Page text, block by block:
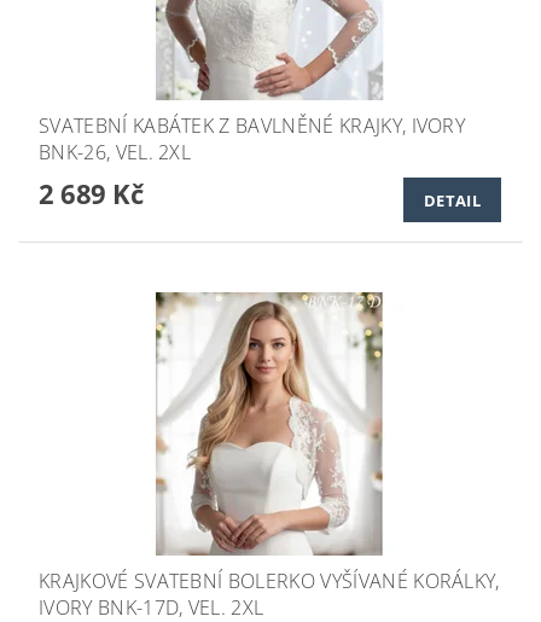
SVATEBNÍ KABÁTEK Z BAVLNĚNÉ KRAJKY, IVORY
BNK-26, VEL. 2XL
2 689 Kč DETAIL
KRAJKOVÉ SVATEBNÍ BOLERKO VYŠÍVANÉ KORÁLKY,
IVORY BNK-17D, VEL. 2XL